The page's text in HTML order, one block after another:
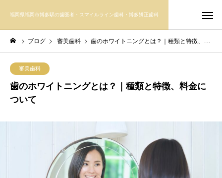
福岡県福岡市博多駅の歯医者・スマイルライン歯科・博多矯正歯科
ブログ 審美歯科 歯のホワイトニングとは？｜種類と特徴、料金について
審美歯科
歯のホワイトニングとは？｜種類と特徴、料金に
ついて